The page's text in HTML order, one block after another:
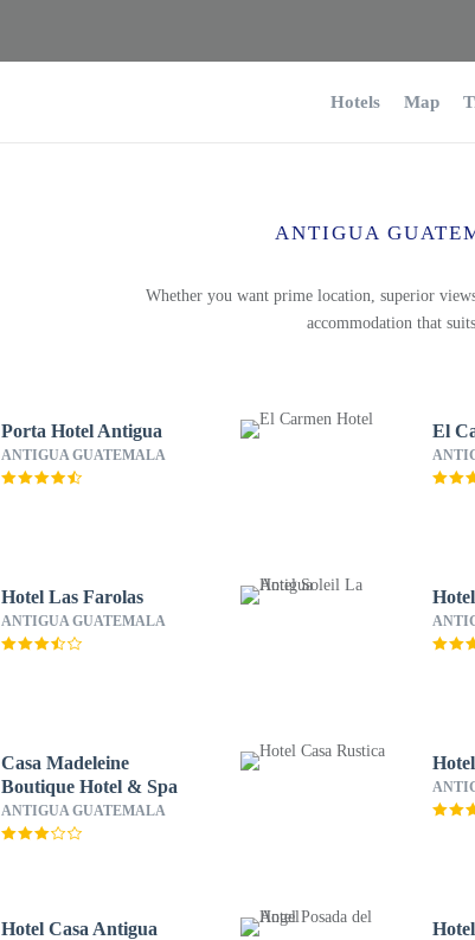
Hotels Map
ANTIGUA
Whether you want prime location, superior
accommodation that
Porta Hotel Antigua
ANTIGUA GUATEMALA
El
Hotel Las Farolas
ANTIGUA GUATEMALA
Casa Madeleine
Boutique Hotel & Spa
ANTIGUA GUATEMALA
Hotel Casa Antigua